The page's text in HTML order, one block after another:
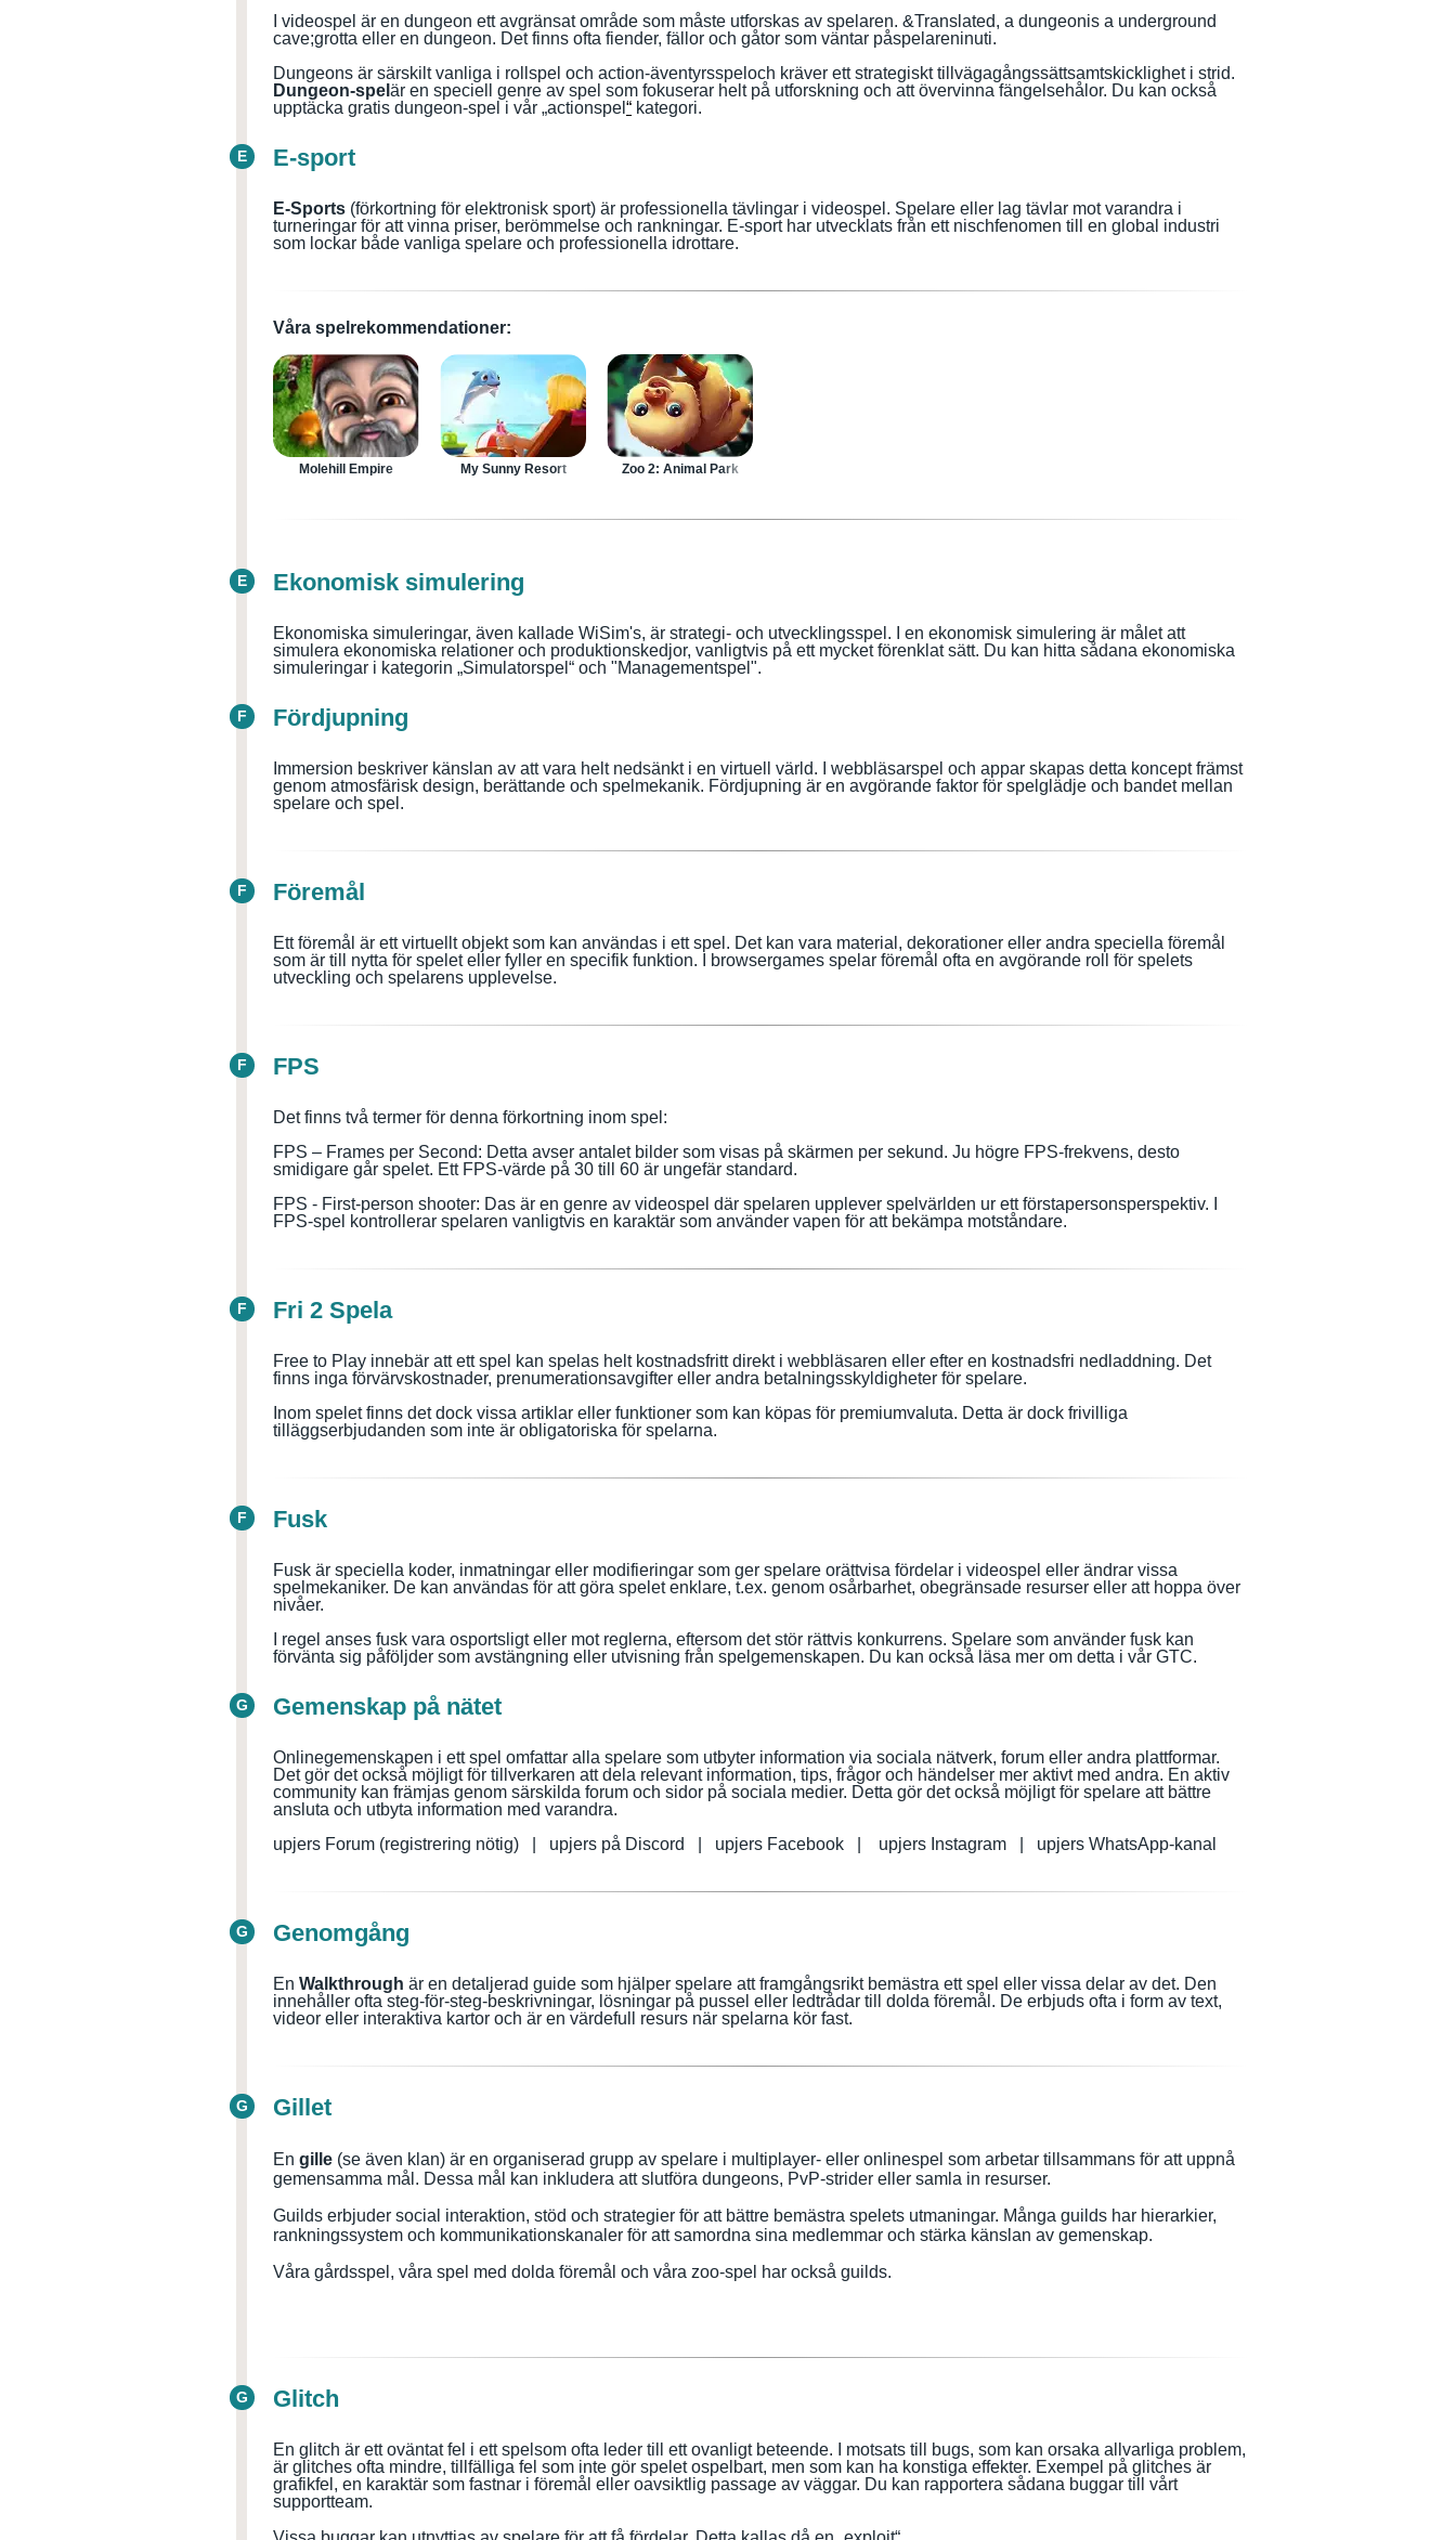
I videospel är en dungeon ett avgränsat område som måste utforskas av spelaren. &Translated, a dungeonis a underground
cave;grotta eller en dungeon. Det finns ofta fiender, fällor och gåtor som väntar påspelareninuti.
Dungeons är särskilt vanliga i rollspel och action-äventyrsspel och kräver ett strategiskt tillvägagångssättsamtskicklighet i strid.
Dungeon-spel är en speciell genre av spel som fokuserar helt på utforskning och att övervinna fängelsehålor. Du kan också
upptäcka gratis dungeon-spel i vår „actionspel “ kategori.
E E-sport
E-Sports (förkortning för elektronisk sport) är professionella tävlingar i videospel. Spelare eller lag tävlar mot varandra i
turneringar för att vinna priser, berömmelse och rankningar. E-sport har utvecklats från ett nischfenomen till en global industri
som lockar både vanliga spelare och professionella idrottare.
Våra spelrekommendationer:
Molehill Empire My Sunny Resort Zoo 2: Animal Park
E Ekonomisk simulering
Ekonomiska simuleringar, även kallade WiSim's, är strategi- och utvecklingsspel. I en ekonomisk simulering är målet att
simulera ekonomiska relationer och produktionskedjor, vanligtvis på ett mycket förenklat sätt. Du kan hitta sådana ekonomiska
simuleringar i kategorin „Simulatorspel“ och "Managementspel".
F Fördjupning
Immersion beskriver känslan av att vara helt nedsänkt i en virtuell värld. I webbläsarspel och appar skapas detta koncept främst
genom atmosfärisk design, berättande och spelmekanik. Fördjupning är en avgörande faktor för spelglädje och bandet mellan
spelare och spel.
F Föremål
Ett föremål är ett virtuellt objekt som kan användas i ett spel. Det kan vara material, dekorationer eller andra speciella föremål
som är till nytta för spelet eller fyller en specifik funktion. I browsergames spelar föremål ofta en avgörande roll för spelets
utveckling och spelarens upplevelse.
F FPS
Det finns två termer för denna förkortning inom spel:
FPS – Frames per Second: Detta avser antalet bilder som visas på skärmen per sekund. Ju högre FPS-frekvens, desto
smidigare går spelet. Ett FPS-värde på 30 till 60 är ungefär standard.
FPS - First-person shooter: Das är en genre av videospel där spelaren upplever spelvärlden ur ett förstapersonsperspektiv. I
FPS-spel kontrollerar spelaren vanligtvis en karaktär som använder vapen för att bekämpa motståndare.
F Fri 2 Spela
Free to Play innebär att ett spel kan spelas helt kostnadsfritt direkt i webbläsaren eller efter en kostnadsfri nedladdning. Det
finns inga förvärvskostnader, prenumerationsavgifter eller andra betalningsskyldigheter för spelare.
Inom spelet finns det dock vissa artiklar eller funktioner som kan köpas för premiumvaluta. Detta är dock frivilliga
tilläggserbjudanden som inte är obligatoriska för spelarna.
F Fusk
Fusk är speciella koder, inmatningar eller modifieringar som ger spelare orättvisa fördelar i videospel eller ändrar vissa
spelmekaniker. De kan användas för att göra spelet enklare, t.ex. genom osårbarhet, obegränsade resurser eller att hoppa över
nivåer.
I regel anses fusk vara osportsligt eller mot reglerna, eftersom det stör rättvis konkurrens. Spelare som använder fusk kan
förvänta sig påföljder som avstängning eller utvisning från spelgemenskapen. Du kan också läsa mer om detta i vår GTC.
G Gemenskap på nätet
Onlinegemenskapen i ett spel omfattar alla spelare som utbyter information via sociala nätverk, forum eller andra plattformar.
Det gör det också möjligt för tillverkaren att dela relevant information, tips, frågor och händelser mer aktivt med andra. En aktiv
community kan främjas genom särskilda forum och sidor på sociala medier. Detta gör det också möjligt för spelare att bättre
ansluta och utbyta information med varandra.
upjers Forum (registrering nötig) | upjers på Discord | upjers Facebook | upjers Instagram | upjers WhatsApp-kanal
G Genomgång
En Walkthrough är en detaljerad guide som hjälper spelare att framgångsrikt bemästra ett spel eller vissa delar av det. Den
innehåller ofta steg-för-steg-beskrivningar, lösningar på pussel eller ledtrådar till dolda föremål. De erbjuds ofta i form av text,
videor eller interaktiva kartor och är en värdefull resurs när spelarna kör fast.
G Gillet
En gille (se även klan) är en organiserad grupp av spelare i multiplayer- eller onlinespel som arbetar tillsammans för att uppnå
gemensamma mål. Dessa mål kan inkludera att slutföra dungeons, PvP-strider eller samla in resurser.
Guilds erbjuder social interaktion, stöd och strategier för att bättre bemästra spelets utmaningar. Många guilds har hierarkier,
rankningssystem och kommunikationskanaler för att samordna sina medlemmar och stärka känslan av gemenskap.
Våra gårdsspel, våra spel med dolda föremål och våra zoo-spel har också guilds.
G Glitch
En glitch är ett oväntat fel i ettspel som ofta leder till ett ovanligt beteende. I motsats till bugs, som kan orsaka allvarliga problem,
är glitches ofta mindre, tillfälliga fel som inte gör spelet ospelbart, men som kan ha konstiga effekter. Exempel på glitches är
grafikfel, en karaktär som fastnar i föremål eller oavsiktlig passage av väggar. Du kan rapportera sådana buggar till vårt
supportteam.